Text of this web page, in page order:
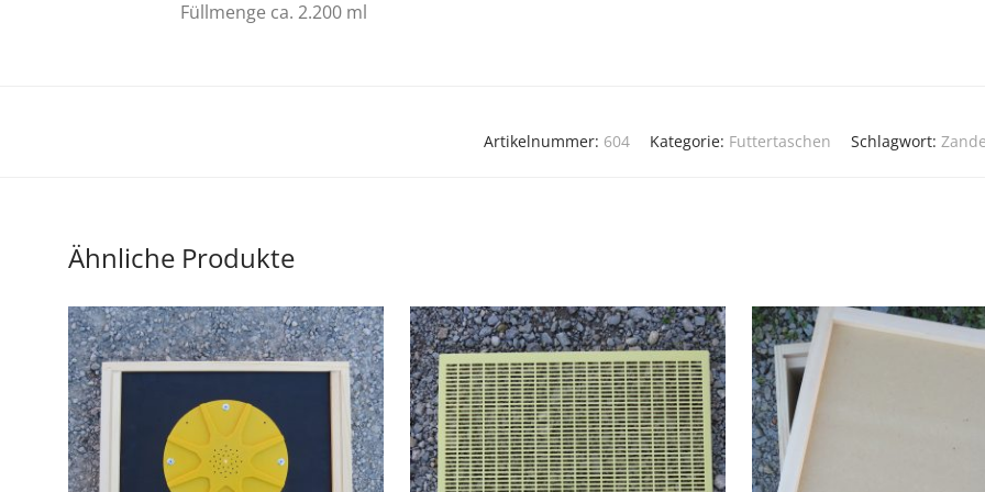
Füllmenge ca. 2.200 ml
Artikelnummer: 604 Kategorie: Futtertaschen Schlagwort:
Ähnliche Produkte